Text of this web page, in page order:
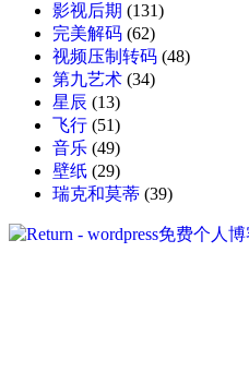
影视后期 (131)
完美解码 (62)
视频压制转码 (48)
第九艺术 (34)
星辰 (13)
飞行 (51)
音乐 (49)
壁纸 (29)
瑞克和莫蒂 (39)